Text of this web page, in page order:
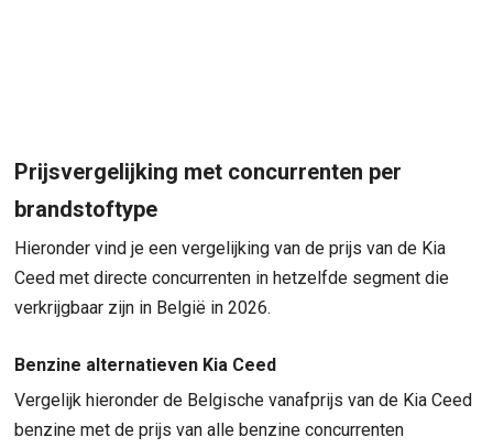
Prijsvergelijking met concurrenten per
brandstoftype
Hieronder vind je een vergelijking van de prijs van de Kia
Ceed met directe concurrenten in hetzelfde segment die
verkrijgbaar zijn in België in 2026.
Benzine alternatieven Kia Ceed
Vergelijk hieronder de Belgische vanafprijs van de Kia Ceed
benzine met de prijs van alle benzine concurrenten